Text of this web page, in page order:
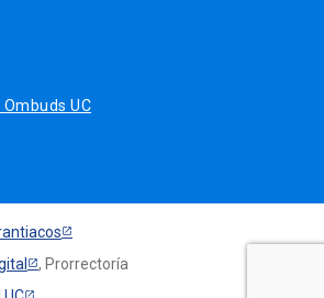
UC
, Prorrectoría